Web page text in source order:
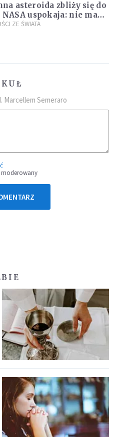
asteroida zbliży się do
uspokaja: nie ma
ZE ŚWIATA
Marcellem Semeraro